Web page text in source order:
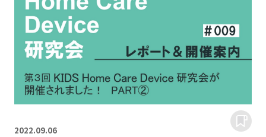
2022.09.06